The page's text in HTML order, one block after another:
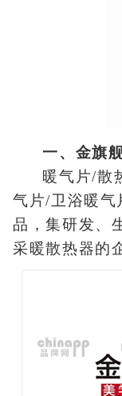
一、金旗
暖气片/散
气片/卫浴暖气
品，集研发、
采暖散热器的